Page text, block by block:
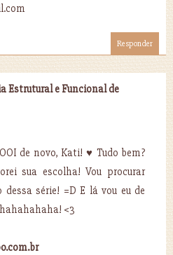
Responder
Estrutural e Funcional de
de novo, Kati! ♥ Tudo bem?
sua escolha! Vou procurar
série! =D E lá vou eu de
<3